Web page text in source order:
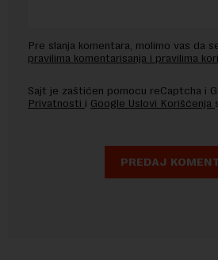
Pre slanja komentara, molimo vas da
pravilima komentarisanja i pravilima
Sajt je zaštićen pomocu reCaptcha i
Privatnosti i Google Uslovi Korišćenja